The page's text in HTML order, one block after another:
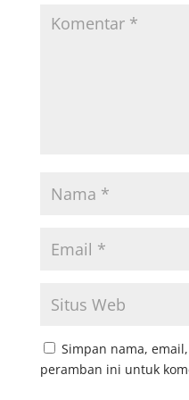
Simpan nama,
peramban ini untuk